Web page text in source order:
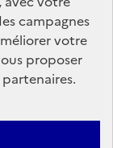
campagnes
votre
proposer